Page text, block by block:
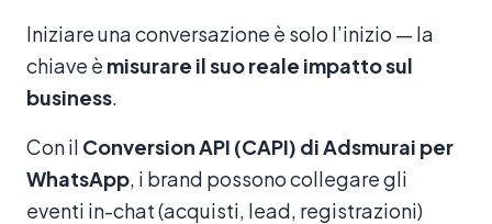
Iniziare una conversazione è solo l’inizio — la
chiave è misurare il suo reale impatto sul
business
Con il Conversion API (CAPI) di Adsmurai per
WhatsApp , i brand possono collegare gli
eventi in-chat (acquisti, lead, registrazioni)